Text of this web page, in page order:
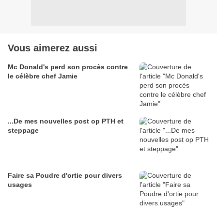
Vous aimerez aussi
Mc Donald's perd son procès contre
le célèbre chef Jamie
...De mes nouvelles post op PTH et
steppage
Faire sa Poudre d'ortie pour divers
usages